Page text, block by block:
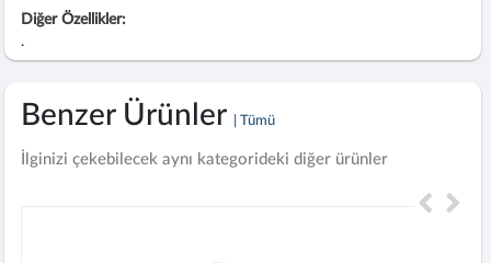
Diğer Özellikler:
.
Benzer Ürünler | Tümü
İlginizi çekebilecek aynı kategorideki diğer ürünler